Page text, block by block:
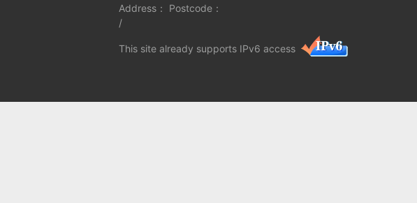
Address： Postcode：
/
This site already supports IPv6 access